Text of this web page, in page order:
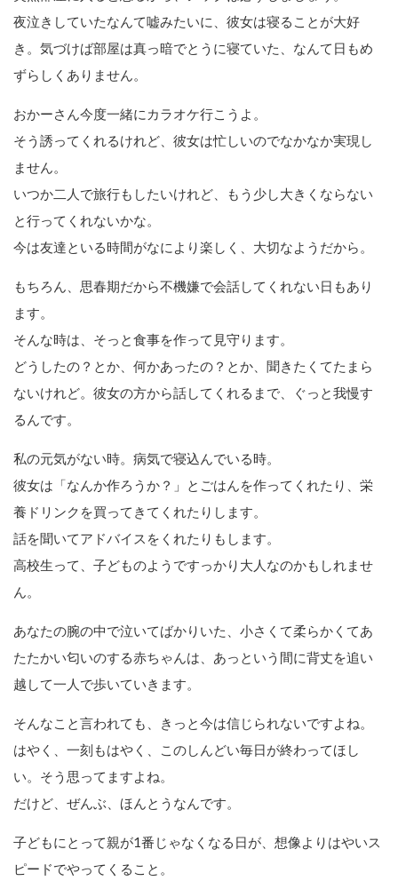
夜泣きしていたなんて嘘みたいに、彼女は寝ることが大好
き。気づけば部屋は真っ暗でとうに寝ていた、なんて日もめ
ずらしくありません。
おかーさん今度一緒にカラオケ行こうよ。
そう誘ってくれるけれど、彼女は忙しいのでなかなか実現し
ません。
いつか二人で旅行もしたいけれど、もう少し大きくならない
と行ってくれないかな。
今は友達といる時間がなにより楽しく、大切なようだから。
もちろん、思春期だから不機嫌で会話してくれない日もあり
ます。
そんな時は、そっと食事を作って見守ります。
どうしたの？とか、何かあったの？とか、聞きたくてたまら
ないけれど。彼女の方から話してくれるまで、ぐっと我慢す
るんです。
私の元気がない時。病気で寝込んでいる時。
彼女は「なんか作ろうか？」とごはんを作ってくれたり、栄
養ドリンクを買ってきてくれたりします。
話を聞いてアドバイスをくれたりもします。
高校生って、子どものようですっかり大人なのかもしれませ
ん。
あなたの腕の中で泣いてばかりいた、小さくて柔らかくてあ
たたかい匂いのする赤ちゃんは、あっという間に背丈を追い
越して一人で歩いていきます。
そんなこと言われても、きっと今は信じられないですよね。
はやく、一刻もはやく、このしんどい毎日が終わってほし
い。そう思ってますよね。
だけど、ぜんぶ、ほんとうなんです。
子どもにとって親が1番じゃなくなる日が、想像よりはやいス
ピードでやってくること。